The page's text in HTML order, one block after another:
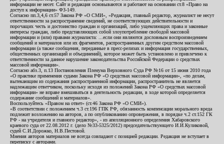
информации не несет. Сайт и редакция основываются и работают на основании ст.8 «Право на
доступ к информации» ФЗ-149.
Согласно пп.3,4,6 ст.57 Закона РФ «О СМИ», «Редакция, главный редактор, журналист не несут
ответственности за распространение сведений, не соответствующих действительности и
порочащих честь и достоинство граждан и организаций, либо ущемляющих права и законные
интересы граждан, либо представляющих собой злоупотребление свободой массовой
информации и (или) правами журналиста: ...если они являются дословным воспроизведением
сообщений и материалов или их фрагментов, распространенных другим средством массовой
информации (а также сообщения, переданные в пресс-релизах и информация государственных,
общественных организаций и объединений), которое может быть установлено и привлечено к
ответственности за данное нарушение законодательства Российской Федерации о средствах
массовой информации».
Согласно абз.3, п.13 Постановления Пленума Верховного Суда РФ №16 от 15 июня 2010 года
«О практике применения судами Закона РФ «О средствах массовой информации», «по делам,
вытекающим из содержания распространенной информации, распространитель не является
надлежащим ответчиком, поскольку исходя из положений Закона РФ «О средствах массовой
информации» не вправе вмешиваться в деятельность редакции, в ходе которой определяется
содержание сообщений и материалов».
Воспользуйтесь «Правом на ответ» (ст.46 Закона РФ «О СМИ»).
«В соответствии с положением ч.3 ст.196 ГПК РФ, обязанность компенсации морального вреда
подлежит возложению на авторов, а по опубликованию опровержения, в порядке ч.2 ст.152 ГК
РФ - на учредителя и главного редактор», - из апелляционного определения Хабаровского
краевого суда от 22.08.2012 г. (дело №33-5325/2012) председательствующего И.И.Куликовой,
судей С.И.Дорожко, Н.В.Пестовой.
Мнения авторов материалов не всегда совпадают с позицией редакции. Редакция не вступает в
переписку с авторами.